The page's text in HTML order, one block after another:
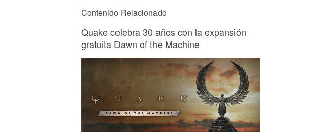
Contenido Relacionado
Quake celebra 30 años con la expansión
gratuita Dawn of the Machine